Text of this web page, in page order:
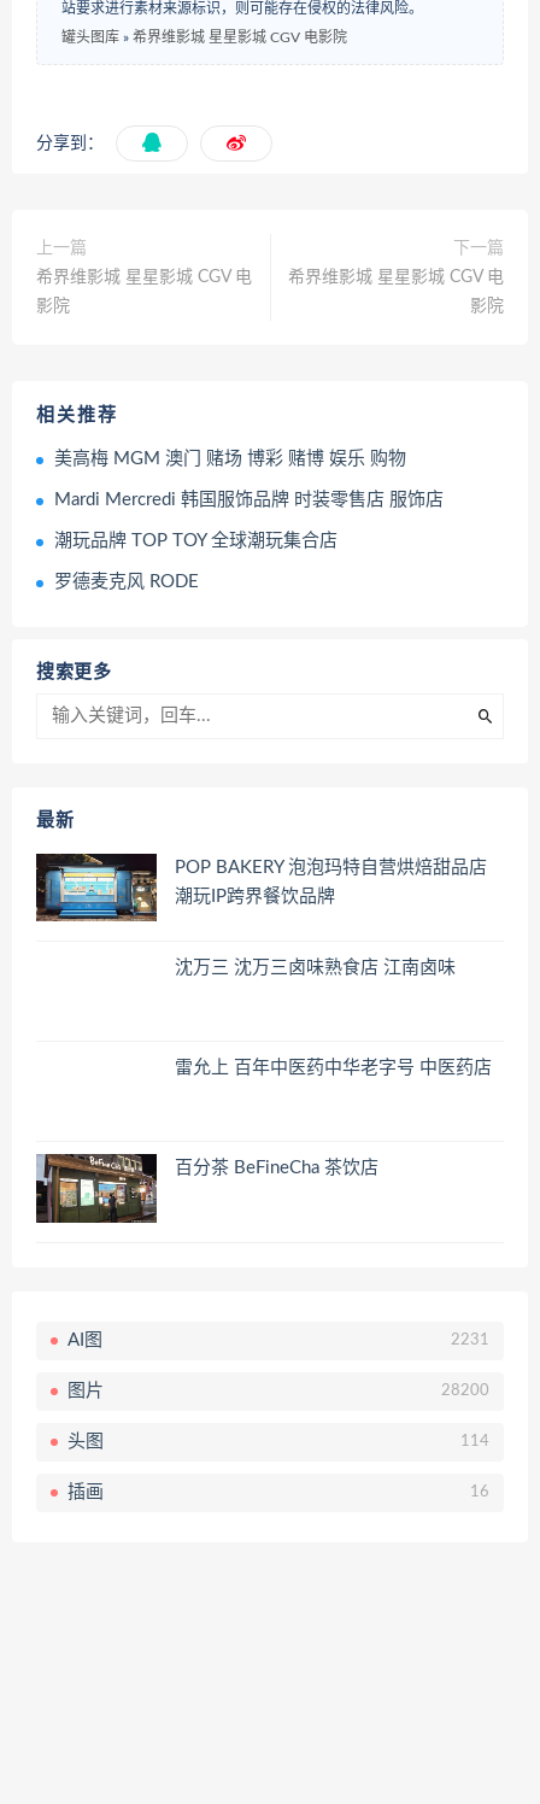
站要求进行素材来源标识，则可能存在侵权的法律风险。
罐头图库 » 希界维影城 星星影城 CGV 电影院
分享到：
上一篇
希界维影城 星星影城 CGV 电
影院
下一篇
希界维影城 星星影城 CGV 电
影院
相关推荐
美高梅 MGM 澳门 赌场 博彩 赌博 娱乐 购物
Mardi Mercredi 韩国服饰品牌 时装零售店 服饰店
潮玩品牌 TOP TOY 全球潮玩集合店
罗德麦克风 RODE
搜索更多
最新
POP BAKERY 泡泡玛特自营烘焙甜品店
潮玩IP跨界餐饮品牌
沈万三 沈万三卤味熟食店 江南卤味
雷允上 百年中医药中华老字号 中医药店
百分茶 BeFineCha 茶饮店
AI图 2231
图片 28200
头图 114
插画 16